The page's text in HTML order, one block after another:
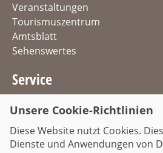
Veranstaltungen
Tourismuszentrum
Amtsblatt
Sehenswertes
Service
Dienstleistungen
Anreise & Parken
Unsere Cookie-Richtlinien
Diese Website nutzt Cookies.
Dienste und Anwendungen von